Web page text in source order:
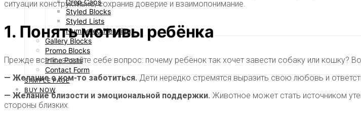
Drop Caps
Styled Blocks
Styled Lists
Numbered Headings
Gallery Blocks
Promo Blocks
Inline Posts
Contact Form
SAMPLE PAGE
BUY NOW
ситуации конструктивно, сохранив доверие и взаимопонимание.
1. Понять мотивы ребёнка
Прежде всего, задайте себе вопрос: почему ребёнок так хочет завести собаку или кошку?
— Желание о ком-то заботиться. Дети нередко стремятся выразить свою любовь и
— Желание близости и эмоциональной поддержки. Животное может стать источником
стороны близких.